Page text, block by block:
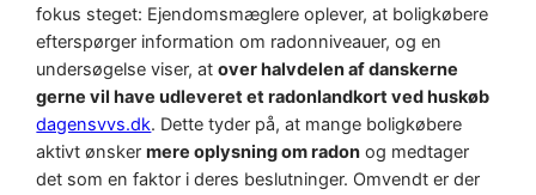
fokus steget: Ejendomsmæglere oplever, at boligkøbere
efterspørger information om radonniveauer, og en
undersøgelse viser, atover halvdelen af danskerne
gerne vil have udleveret et radonlandkort ved huskøb
dagensvvs.dk. Dette tyder på, at mange boligkøbere
aktivt ønskermere oplysning om radon og medtager
det som en faktor i deres beslutninger. Omvendt er der